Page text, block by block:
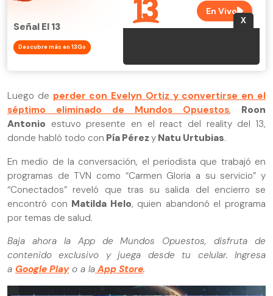
Señal El 13
Descubre más en 13Go
Luego de perder con Evelyn Ortiz y convertirse en el
séptimo eliminado de Mundos Opuestos, Roon
Antonio estuvo presente en el react del reality del 13,
donde habló todo con Pía Pérez y Natu Urtubias.
En medio de la conversación, el periodista que trabajó en
programas de TVN como “Carmen Gloria a su servicio” y
“Conectados” reveló que tras su salida del encierro se
encontró con Matilda Helo, quien abandonó el programa
por temas de salud.
Baja ahora la App de Mundos Opuestos, disfruta de
contenido exclusivo y juega desde tu celular. Ingresa
a Google Playo a laApp Store.